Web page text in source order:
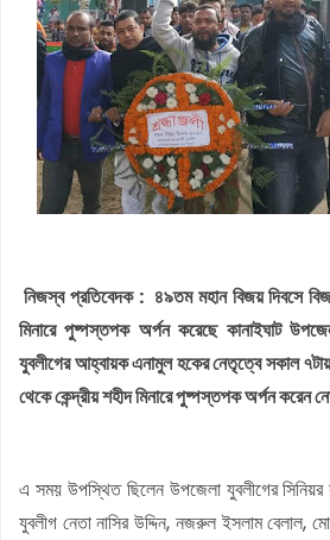
নিজস্ব প্রতিবেদক : ৪৯তম মহান বিজয় দিবসে
মিনারে পুষ্পস্তপক অর্পন করেছে কানাইঘাট
যুবলীগের আহ্বায়ক এনামুল হকের নেতৃত্বে সকাল ৭টায়
থেকে কেন্দ্রীয় শহীদ মিনারে পুষ্পস্তপক অর্পন করেন
এ সময় উপস্থিত ছিলেন উপজেলা যুবলীগের
যুবলীগ নেতা নাসির উদ্দিন, নজরুল ইসলাম বেলাল,